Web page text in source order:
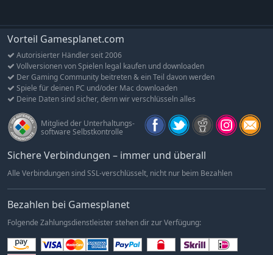
Achte auf alles: Sorge für die Gesundheit, das Wohlergehen
und die Zufriedenheit deiner Gäste, damit dein Park floriert.
Mit den brandneuen Wasserparks wächst auch der Bedarf
an schattigen Plätzen, Sonnencreme, Rettungsschwimmern,
Umkleidekabinen und vielem mehr, um sicherzustellen, dass
jeder seinen schönsten Tag in und außerhalb der
Schwimmbecken erlebt.
Zufriedenheit garantiert: Nie war es einfacher, die Wünsche
und Bedürfnisse deiner Gäste zu verstehen! Mit der neuen
Funktion „Heatmaps“ kannst du die Bedürfnisse des Parks
auf einen Blick erfassen, bevor du tiefer in die Details
eintauchst. Wähle einfach einen Gast, um zu sehen, wie er
und seine Gruppe deinen Themenpark genießen.
GETEILTE FREUDE IST DOPPELTE FREUDE
Gemeinsam gestalten: Entfesselt eure kollektive Kreativität
im Sandbox-Modus. Arbeite abwechselnd mit Spielern
Vorteil Gamesplanet.com
Autorisierter Händler seit 2006
Vollversionen von Spielen legal kaufen und downloaden
Der Gaming Community beitreten & ein Teil davon werden
Spiele für deinen PC und/oder Mac downloaden
Deine Daten sind sicher, denn wir verschlüsseln alles
Mitglied der Unterhaltungs-
software Selbstkontrolle
Sichere Verbindungen – immer und überall
Alle Verbindungen sind SSL-verschlüsselt, nicht nur beim Bezahlen
Bezahlen bei Gamesplanet
Folgende Zahlungsdienstleister stehen dir zur Verfügung: